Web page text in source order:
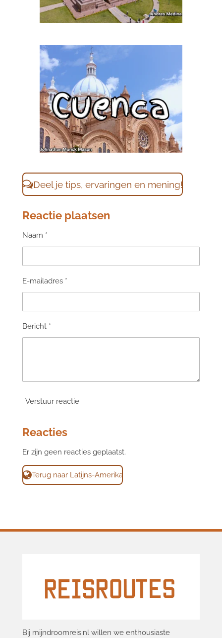
Deel je tips, ervaringen en mening!
Reactie plaatsen
Naam *
E-mailadres *
Bericht *
Verstuur reactie
Reacties
Er zijn geen reacties geplaatst.
Terug naar Latijns-Amerika
Bij mijndroomreis.nl willen we enthousiaste